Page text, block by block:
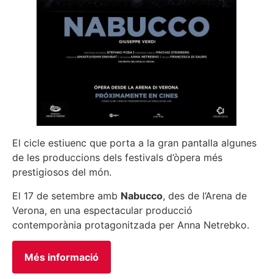
El cicle estiuenc que porta a la gran pantalla algunes
de les produccions dels festivals d’òpera més
prestigiosos del món.
El 17 de setembre amb Nabucco, des de l’Arena de
Verona, en una espectacular producció
contemporània protagonitzada per Anna Netrebko.
Més informació